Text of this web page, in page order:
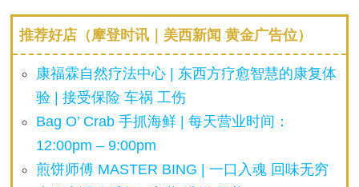
推荐好店（摩登时讯｜美西新闻 黄金广告位）
康福霖自然疗法中心 | 东西方疗愈智慧的康复体
验 | 接受保险 车祸 工伤
Bag O’ Crab 手抓海鲜 | 每天营业时间：
12:00pm – 9:00pm
煎饼师傅 MASTER BING | 一口入魂 回味无穷